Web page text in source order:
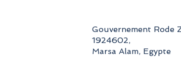
Gouvernement Rode
1924602,
Marsa Alam, Egypte